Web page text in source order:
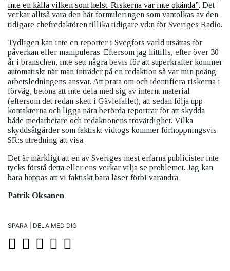
inte en källa vilken som helst. Riskerna var inte okända”. Det
verkar alltså vara den här formuleringen som vantolkas av den
tidigare chefredaktören tillika tidigare vd:n för Sveriges Radio.
Tydligen kan inte en reporter i Svegfors värld utsättas för
påverkan eller manipuleras. Eftersom jag hittills, efter över 30
år i branschen, inte sett några bevis för att superkrafter kommer
automatiskt när man inträder på en redaktion så var min poäng
arbetsledningens ansvar. Att prata om och identifiera riskerna i
förväg, betona att inte dela med sig av internt material
(eftersom det redan skett i Gävlefallet), att sedan följa upp
kontakterna och ligga nära berörda reportrar för att skydda
både medarbetare och redaktionens trovärdighet. Vilka
skyddsåtgärder som faktiskt vidtogs kommer förhoppningsvis
SR:s utredning att visa.
Det är märkligt att en av Sveriges mest erfarna publicister inte
tycks förstå detta eller ens verkar vilja se problemet. Jag kan
bara hoppas att vi faktiskt bara läser förbi varandra.
Patrik Oksanen
SPARA | DELA MED DIG